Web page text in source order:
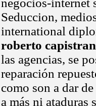
negocios-internet
Seduccion,
international
roberto capistran
las agencias, se
reparación
como son a dar
a más ni ataduras